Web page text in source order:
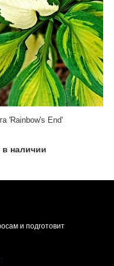
'Rainbow's End'
в наличии
и подготовит